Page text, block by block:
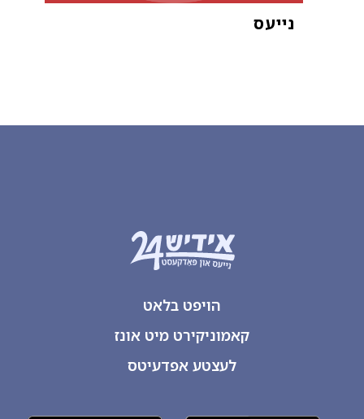
נייעס
הויפט בלאט
קאמוניקירט מיט אונז
לעצטע אפדעיטס